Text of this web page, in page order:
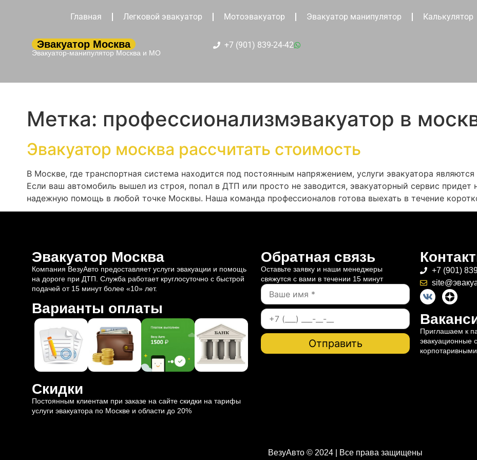
Главная Легковой эвакуатор Мотоэвакуатор Эвакуатор манипулятор Калькулятор
Эвакуатор Москва
Эвакуатор-манипулятор Москва и МО
+7 (901) 839-24-42
Метка: профессионализмэвакуатор в
Эвакуатор москва рассчитать стоимость
В Москве, где транспортная система находится под постоянным напряжением, услуги эвакуатора
Если ваш автомобиль вышел из строя, попал в ДТП или просто не заводится, эвакуаторный сервис
надежную помощь в любой точке Москвы. Наша команда профессионалов готова выехать в течение
Эвакуатор Москва
Компания ВезуАвто предоставляет услуги эвакуации и помощь
на дороге при ДТП. Служба работает круглосуточно с быстрой
подачей от 15 минут более «10» лет.
Варианты оплаты
Скидки
Постоянным клиентам при заказе на сайте скидки на тарифы
услуги эвакуатора по Москве и области до 20%
Обратная связь
Оставьте заявку и наши менеджеры
свяжутся с вами в течении 15 минут
+7 (901)
Приглашаем к
эвакуационные
ВезуАвто © 2024 | Все права защищены